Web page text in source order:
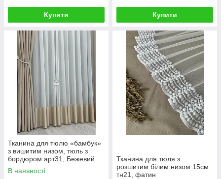
Купити Купити
Тканина для тюлю «бамбук»
з вишитим низом, тюль з
бордюром арт31, Бежевий
низ
В наявності
Тканина для тюля з
розшитим білим низом 15см
тн21, фатин